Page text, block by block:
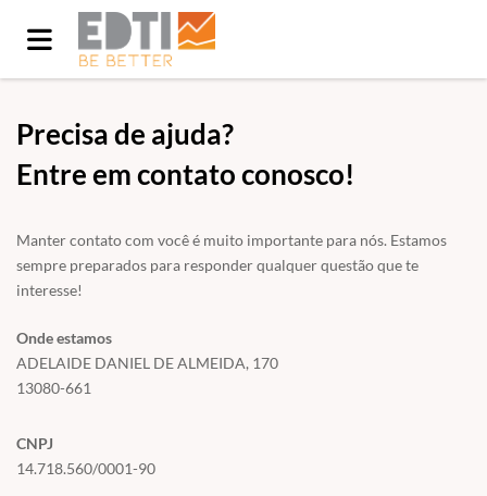
Início/
Precisa de ajuda?
Entre em contato conosco!
Manter contato com você é muito importante para nós. Estamos
sempre preparados para responder qualquer questão que te
interesse!
Onde estamos
ADELAIDE DANIEL DE ALMEIDA, 170
13080-661
CNPJ
14.718.560/0001-90